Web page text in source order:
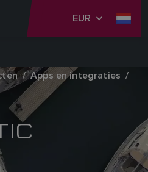
EUR
Apps en integraties